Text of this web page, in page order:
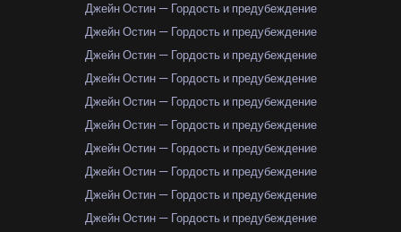
Джейн Остин — Гордость и предубеждение
Джейн Остин — Гордость и предубеждение
Джейн Остин — Гордость и предубеждение
Джейн Остин — Гордость и предубеждение
Джейн Остин — Гордость и предубеждение
Джейн Остин — Гордость и предубеждение
Джейн Остин — Гордость и предубеждение
Джейн Остин — Гордость и предубеждение
Джейн Остин — Гордость и предубеждение
Джейн Остин — Гордость и предубеждение